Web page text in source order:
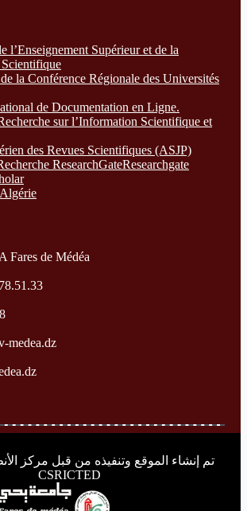
l’Enseignement Supérieur et de la
la Conférence Régionale des Universités
de Documentation en Ligne.
sur l’Information Scientifique et
des Revues Scientifiques (ASJP)
ResearchGateResearchgate
Fares de Médéa
medea.dz
تم إنشاء الموقع وتنفيذه من قبل مركز
CSRICTED